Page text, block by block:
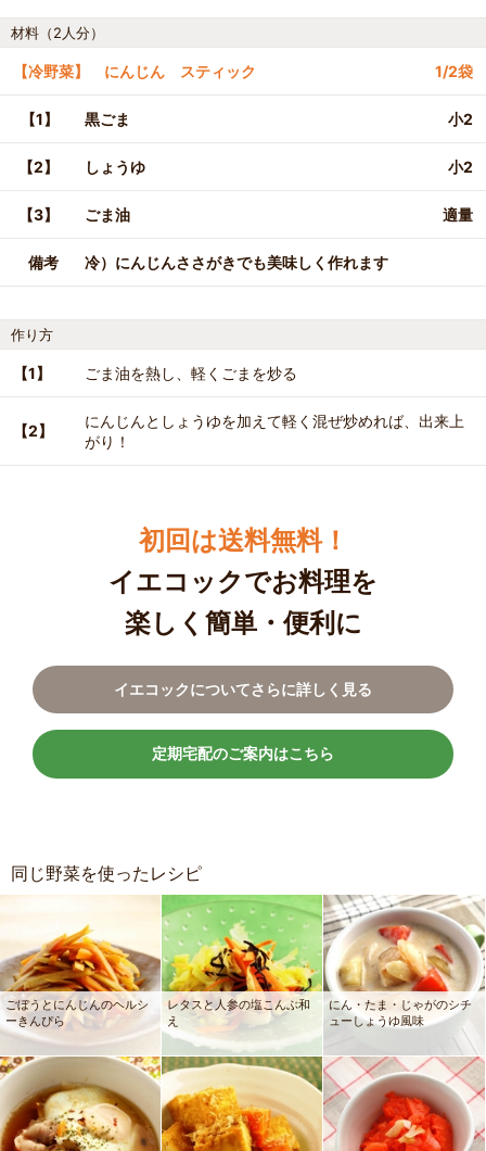
材料（2人分）
【冷野菜】 にんじん スティック 1/2袋
【1】 黒ごま 小2
【2】 しょうゆ 小2
【3】 ごま油 適量
備考 冷）にんじんささがきでも美味しく作れます
作り方
【1】 ごま油を熱し、軽くごまを炒る
【2】
にんじんとしょうゆを加えて軽く混ぜ炒めれば、出来上
がり！
初回は送料無料！
イエコックでお料理を
楽しく簡単・便利に
イエコックについてさらに詳しく見る
定期宅配のご案内はこちら
同じ野菜を使ったレシピ
ごぼうとにんじんのヘルシ
ーきんぴら
レタスと人参の塩こんぶ和
え
にん・たま・じゃがのシチ
ューしょうゆ風味